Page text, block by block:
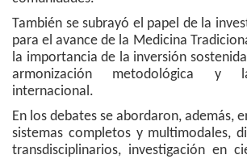
También se subrayó el papel de la
para el avance de la Medicina
la importancia de la inversión
armonización metodológica y
internacional.
En los debates se abordaron, además,
sistemas completos y multimodales,
transdisciplinarios, investigación en